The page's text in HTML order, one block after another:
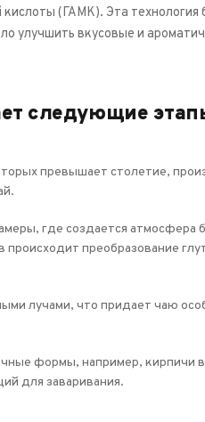
(ГАМК). Эта технология
улучшить вкусовые и
следующие
превышает столетие,
где создается атмосфера
происходит преобразование
лучами, что придает чаю
формы, например, кирпичи
для заваривания.